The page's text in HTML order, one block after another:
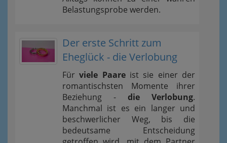
Belastungsprobe werden.
Der erste Schritt zum
Eheglück - die Verlobung
Fürviele Paareist sie einer der
romantischsten Momente ihrer
Beziehung - die Verlobung.
Manchmal ist es ein langer und
beschwerlicher Weg, bis die
bedeutsame Entscheidung